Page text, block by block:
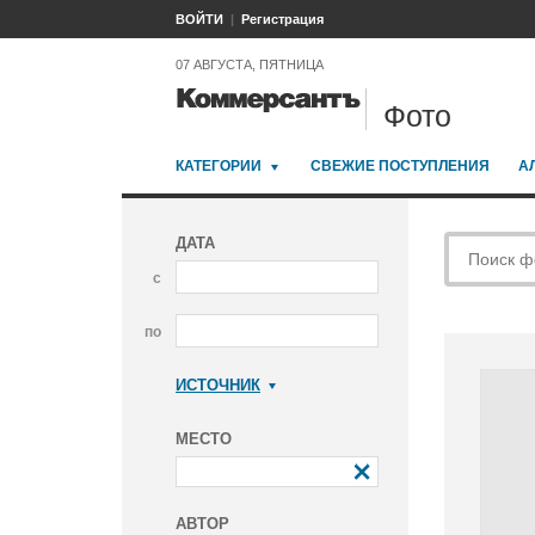
ВОЙТИ Регистрация
07 АВГУСТА, ПЯТНИЦА
Фото
КАТЕГОРИИ СВЕЖИЕ ПОСТУПЛЕНИЯ
ДАТА
с
по
ИСТОЧНИК
МЕСТО
АВТОР